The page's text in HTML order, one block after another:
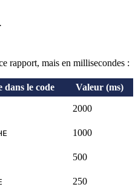
rapport, mais en millisecondes :
dans le code Valeur (ms)
2000
1000
500
250